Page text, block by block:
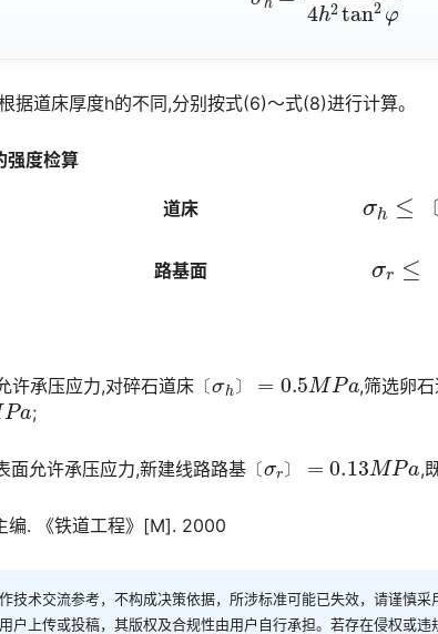
据道床厚度h的不同,分别按式(6)～式(8)进行计算。
强度检算
道床
≤ 〔
路基面
≤
承压应力,对碎石道床 〔 〕
〔 h 0.5 MPa ,筛选卵
Pa ;󠅅󠅃󠄵󠅂󠄪󠇖󠆨󠆨󠇕󠆞󠆒󠅬󠇘󠆭󠆘󠇙󠆝󠅵󠇗󠆭󠆁󠄐󠇗󠅹󠅸󠇖󠆍󠅳󠇖󠅹󠅰󠇖󠆌󠅹
允许承压应力,新建线路路基 〔 〕
〔 r〕 0.13M Pa ,
编. 《铁道工程》[M]. 2000
技术交流参考，不构成决策依据，所涉标准可能已失效，请谨慎采
户上传或投稿，其版权及合规性由用户自行承担。若存在侵权或